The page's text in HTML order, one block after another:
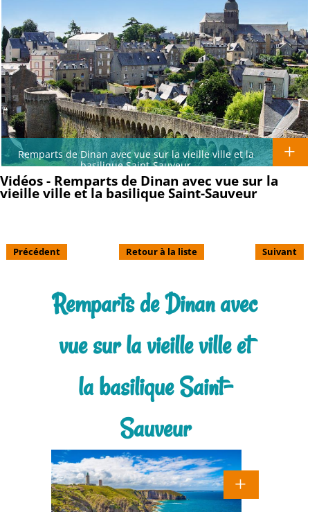
Remparts de Dinan avec vue sur la vieille ville et la
basilique Saint-Sauveur
Vidéos - Remparts de Dinan avec vue sur la
vieille ville et la basilique Saint-Sauveur
Précédent Retour à la liste Suivant
Remparts de Dinan avec
vue sur la vieille ville et
la basilique Saint-
Sauveur